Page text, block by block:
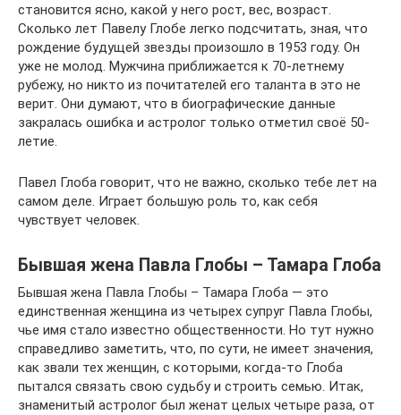
становится ясно, какой у него рост, вес, возраст.
Сколько лет Павелу Глобе легко подсчитать, зная, что
рождение будущей звезды произошло в 1953 году. Он
уже не молод. Мужчина приближается к 70-летнему
рубежу, но никто из почитателей его таланта в это не
верит. Они думают, что в биографические данные
закралась ошибка и астролог только отметил своё 50-
летие.
Павел Глоба говорит, что не важно, сколько тебе лет на
самом деле. Играет большую роль то, как себя
чувствует человек.
Бывшая жена Павла Глобы – Тамара Глоба
Бывшая жена Павла Глобы – Тамара Глоба — это
единственная женщина из четырех супруг Павла Глобы,
чье имя стало известно общественности. Но тут нужно
справедливо заметить, что, по сути, не имеет значения,
как звали тех женщин, с которыми, когда-то Глоба
пытался связать свою судьбу и строить семью. Итак,
знаменитый астролог был женат целых четыре раза, от